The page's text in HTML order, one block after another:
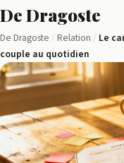
Aller
contenu
De Dragoste
Ensemble,
tissons
des
De Dragoste / Relation / Le
couple au quotidien